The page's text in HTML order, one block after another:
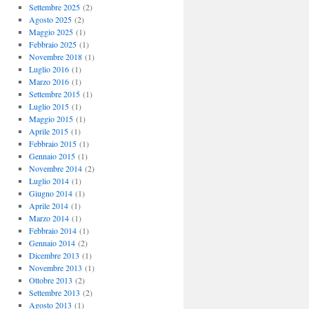
Settembre 2025(2)
Agosto 2025(2)
Maggio 2025(1)
Febbraio 2025(1)
Novembre 2018(1)
Luglio 2016(1)
Marzo 2016(1)
Settembre 2015(1)
Luglio 2015(1)
Maggio 2015(1)
Aprile 2015(1)
Febbraio 2015(1)
Gennaio 2015(1)
Novembre 2014(2)
Luglio 2014(1)
Giugno 2014(1)
Aprile 2014(1)
Marzo 2014(1)
Febbraio 2014(1)
Gennaio 2014(2)
Dicembre 2013 (1)
Novembre 2013 (1)
Ottobre 2013 (2)
Settembre 2013 (2)
Agosto 2013 (1)